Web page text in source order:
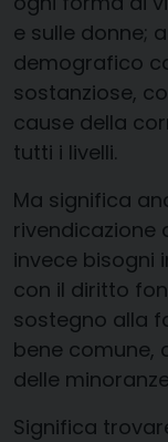
e sulle donne;
demografico
sostanziose,
cause della
tutti i livelli.
Ma significa
rivendicazione
invece bisogni
con il diritto
sostegno alla
bene comune,
delle
Significa